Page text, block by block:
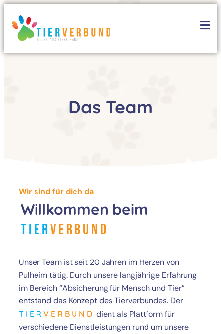
Das Team
Wir sind für dich da
Willkommen beim
TIERVERBUND
Unser Team ist seit 20 Jahren im Herzen von
Pulheim tätig. Durch unsere langjährige Erfahrung
im Bereich “Absicherung für Mensch und Tier”
entstand das Konzept des Tierverbundes. Der
TIER VERBUND dient als Plattform für
verschiedene Dienstleistungen rund um unsere